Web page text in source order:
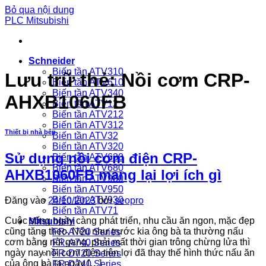
Bỏ qua nội dung
PLC Mitsubishi
Schneider
Biến tần ATV310
Biến tần ATV610
Biến tần ATV340
Biến tần ATV12
Biến tần ATV212
Biến tần ATV312
Biến tần ATV32
Biến tần ATV320
Biến tần ATV630
Biến tần ATV680
Biến tần ATV980
Biến tần ATV950
Biến tần ATV930
Biến tần ATV71
Mitsubishi
FR-A720 Series
FR-A740 Series
FR-D720 Series
FR-D740 Series
Lưu trữ thẻ:Nồi cơm CRP-
AHXB1060FB
Thiết bị nhà bếp
Sử dụng nồi cơm điện CRP-
AHXB1060FB mang lại lợi ích gì
Đăng vào 24/10/2023 bởiseopro
Cuộc sống ngày càng phát triển, nhu cầu ăn ngon, mặc đẹp
cũng tăng theo. Nếu như trước kia ông bà ta thường nấu
cơm bằng nòi gang, phải mất thời gian trông chừng lửa thì
ngày nay nồi cơm điện tiện lợi đã thay thế hình thức nấu ăn
của ông bà ta ngày […]